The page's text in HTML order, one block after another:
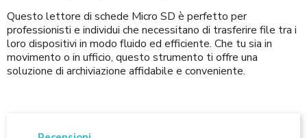
Questo lettore di schede Micro SD è perfetto per
professionisti e individui che necessitano di trasferire file tra i
loro dispositivi in modo fluido ed efficiente. Che tu sia in
movimento o in ufficio, questo strumento ti offre una
soluzione di archiviazione affidabile e conveniente.